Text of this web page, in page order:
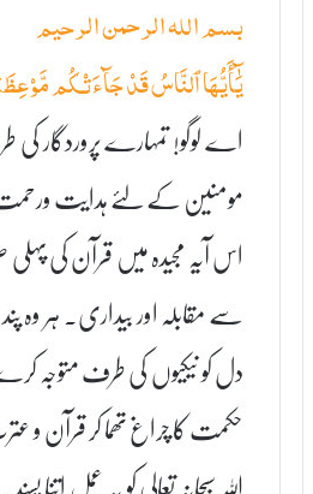
بسم اللہ الرحمن الرحیم
يَٰٓأَيُّهَا ٱلنَّاسُ قَدۡ جَآءَتۡكُم
اے لوگو! تمہارے پروردگار
مومنین کے لئے ہدایت
اس آیہ مجیدہ میں قرآن کی
سے مقابلہ اور بیداری۔ ہر
دل کو نیکیوں کی طرف متوجہ
حکمت کا چراغ تھما کر قرآن و